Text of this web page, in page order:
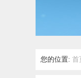
您的位置: 首